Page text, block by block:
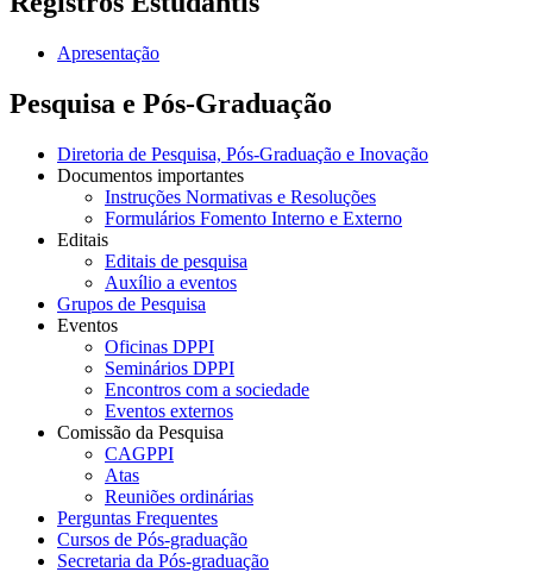
Apresentação
Pesquisa e Pós-Graduação
Diretoria de Pesquisa, Pós-Graduação e Inovação
Documentos importantes
Instruções Normativas e Resoluções
Formulários Fomento Interno e Externo
Editais
Editais de pesquisa
Auxílio a eventos
Grupos de Pesquisa
Eventos
Oficinas DPPI
Seminários DPPI
Encontros com a sociedade
Eventos externos
Comissão da Pesquisa
CAGPPI
Atas
Reuniões ordinárias
Perguntas Frequentes
Cursos de Pós-graduação
Secretaria da Pós-graduação